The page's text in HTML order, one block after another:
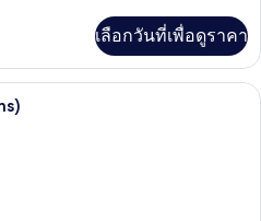
เลือกวันที่เพื่อดูราคา
เครื่องนอนป้องกันสารก่อภูมิแพ้, ตู้นิรภั